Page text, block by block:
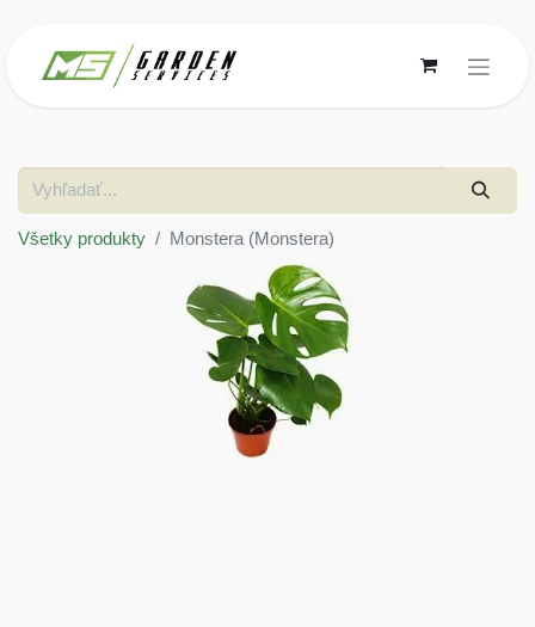
Všetky produkty Monstera (Monstera)